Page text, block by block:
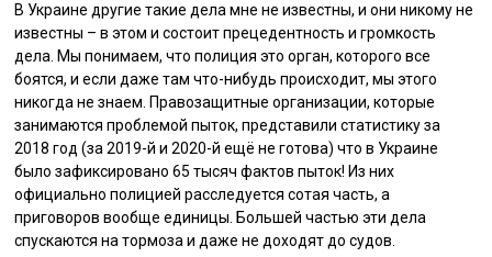
В Украине другие такие дела мне не известны, и они никому не
известны – в этом и состоит прецедентность и громкость
дела. Мы понимаем, что полиция это орган, которого все
боятся, и если даже там что-нибудь происходит, мы этого
никогда не знаем. Правозащитные организации, которые
занимаются проблемой пыток, представили статистику за
2018 год (за 2019-й и 2020-й ещё не готова) что в Украине
было зафиксировано 65 тысяч фактов пыток! Из них
официально полицией расследуется сотая часть, а
приговоров вообще единицы. Большей частью эти дела
спускаются на тормоза и даже не доходят до судов.